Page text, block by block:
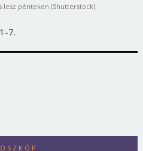
lesz pénteken (Shutterstock)
7.